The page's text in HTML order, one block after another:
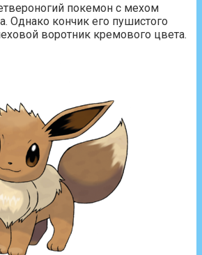
покемон с мехом
Однако кончик его пушистого
воротник кремового цвета.